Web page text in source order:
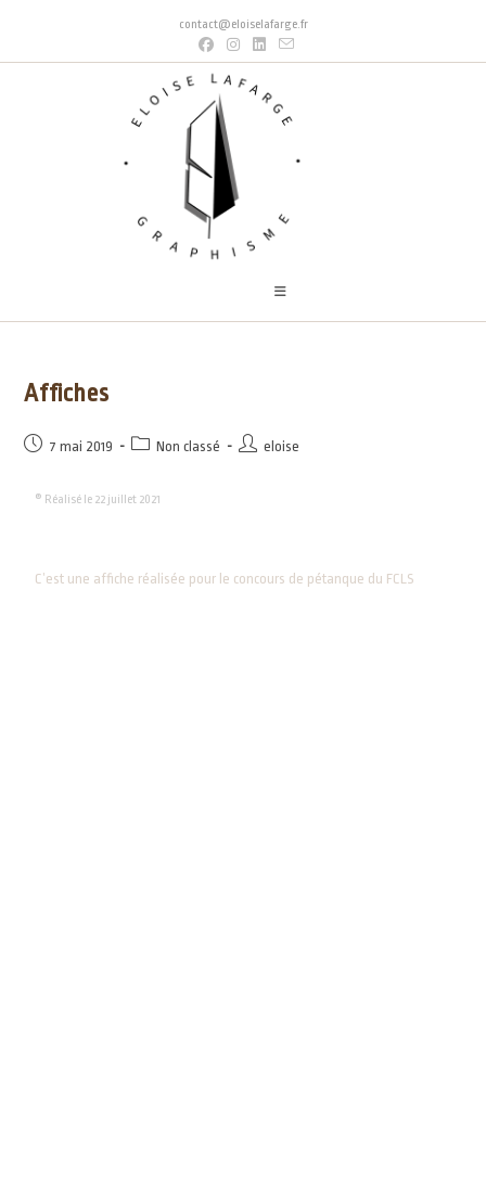
contact@eloiselafarge.fr
Affiches
7 mai 2019 Non classé eloise
® Réalisé le 22 juillet 2021
C’est une affiche réalisée pour le concours de pétanque du FCLS